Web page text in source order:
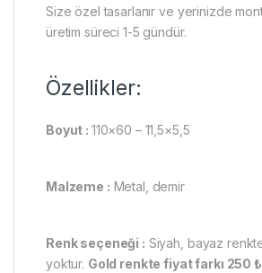
Size özel tasarlanır ve yerinizde
üretim süreci 1-5 gündür.
Özellikler:
Boyut : 110×60 – 11,5×5,5
Malzeme : Metal, demir
Renk seçeneği : Siyah, bayaz
yoktur. Gold renkte fiyat farkı 250 ₺